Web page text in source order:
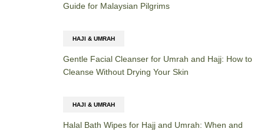
Guide for Malaysian Pilgrims
HAJI & UMRAH
Gentle Facial Cleanser for Umrah and Hajj: How to
Cleanse Without Drying Your Skin
HAJI & UMRAH
Halal Bath Wipes for Hajj and Umrah: When and